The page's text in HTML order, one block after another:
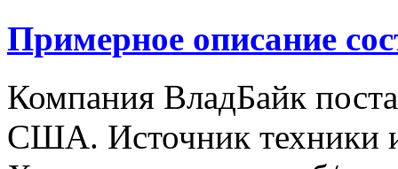
Примерное описание
Компания ВладБайк
США. Источник техники